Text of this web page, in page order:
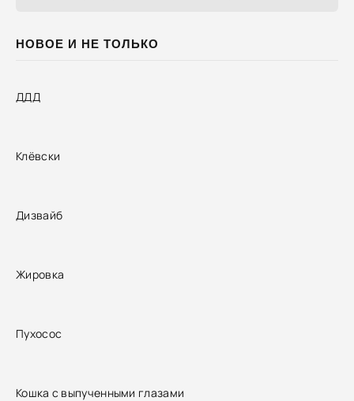
НОВОЕ И НЕ ТОЛЬКО
ДДД
Клёвски
Дизвайб
Жировка
Пухосос
Кошка с выпученными глазами